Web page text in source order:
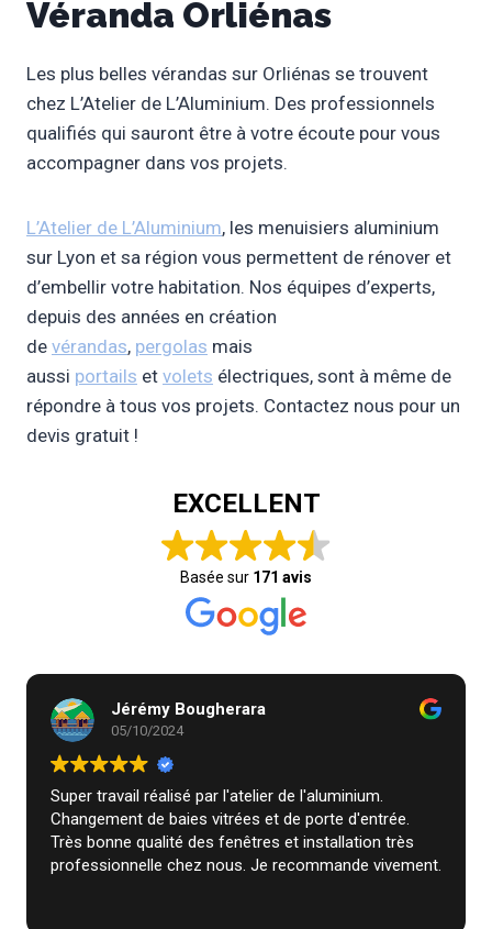
Véranda Orliénas
Les plus belles vérandas sur Orliénas se trouvent
chez L’Atelier de L’Aluminium. Des professionnels
qualifiés qui sauront être à votre écoute pour vous
accompagner dans vos projets.
L’Atelier de L’Aluminium, les menuisiers aluminium
sur Lyon et sa région vous permettent de rénover et
d’embellir votre habitation. Nos équipes d’experts,
depuis des années en création
de vérandas, pergolas mais
aussi portails et volets électriques, sont à même de
répondre à tous vos projets. Contactez nous pour un
devis gratuit !
EXCELLENT
Basée sur 171 avis
Jérémy Bougherara
05/10/2024
Super travail réalisé par l'atelier de l'aluminium.
Changement de baies vitrées et de porte d'entrée.
Très bonne qualité des fenêtres et installation très
professionnelle chez nous. Je recommande vivement.